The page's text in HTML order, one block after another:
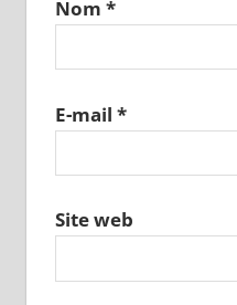
Nom *
E-mail *
Site web